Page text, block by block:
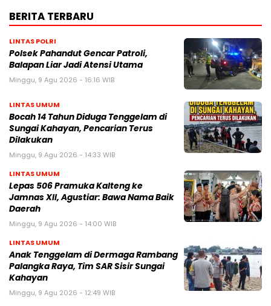
BERITA TERBARU
LINTAS POLRI
Polsek Pahandut Gencar Patroli,
Balapan Liar Jadi Atensi Utama
Minggu, 9 Agu 2026 - 16:16 WIB
LINTAS UMUM
Bocah 14 Tahun Diduga Tenggelam di
Sungai Kahayan, Pencarian Terus
Dilakukan
Minggu, 9 Agu 2026 - 14:33 WIB
LINTAS UMUM
Lepas 506 Pramuka Kalteng ke
Jamnas XII, Agustiar: Bawa Nama Baik
Daerah
Minggu, 9 Agu 2026 - 14:00 WIB
LINTAS UMUM
Anak Tenggelam di Dermaga Rambang
Palangka Raya, Tim SAR Sisir Sungai
Kahayan
Minggu, 9 Agu 2026 - 12:49 WIB